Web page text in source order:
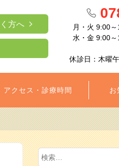
方へ
月・火 9:00
水・金 9:00
休診日：木曜
アクセス・診療時間 お
検
索